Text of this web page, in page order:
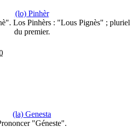
(lo) Pinhèr
Los Pinhèrs : "Lous Pignès" ; pluriel
du premier.
(la) Genesta
"Géneste".